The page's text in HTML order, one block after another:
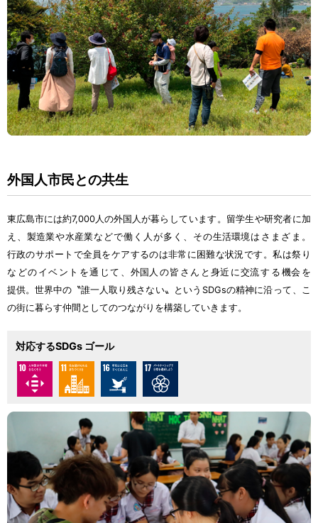
外国人市民との共生
東広島市には約7,000人の外国人が暮らしています。 留学生や研究者に加
え、 製造業や水産業などで働 く 人 が多 く、その生活環境はさまざま。
行政のサポートで全員 をケアするのは非常 に 困難な状況です。 私は祭 り
などのイベントを通 じて、 外国人 の皆 さんと 身近 に交流する 機会 を
提供。 世界中の〝誰一人取 り 残さない〟というSDGsの精神に沿 って、こ
の街に暮らす仲間 としてのつながりを構築していきます。
対応するSDGs ゴール